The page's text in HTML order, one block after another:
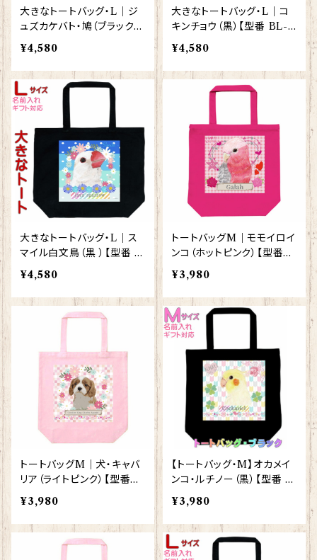
大きなトートバッグ・L｜ジ
ュズカケバト・鳩（ブラック）
【型番 BL-98】KYAPIArt
きゃぴあーと
¥4,580
大きなトートバッグ・L｜コ
キンチョウ（黒）【型番 BL-9
1】KYAPIArt きゃぴあーと
¥4,580
大きなトートバッグ・L｜ス
マイル白文鳥（黒 ）【型番 B
L-122】KYAPIArt きゃぴ
あーと
¥4,580
トートバッグM｜モモイロイ
ンコ（ホットピンク）【型番B
MHP-89】
¥3,980
トートバッグM｜犬・キャバ
リア（ライトピンク）【型番B
MLP-1】
¥3,980
【トートバッグ・M】オカメイ
ンコ・ルチノー（黒）【型番 B
M-129】
¥3,980